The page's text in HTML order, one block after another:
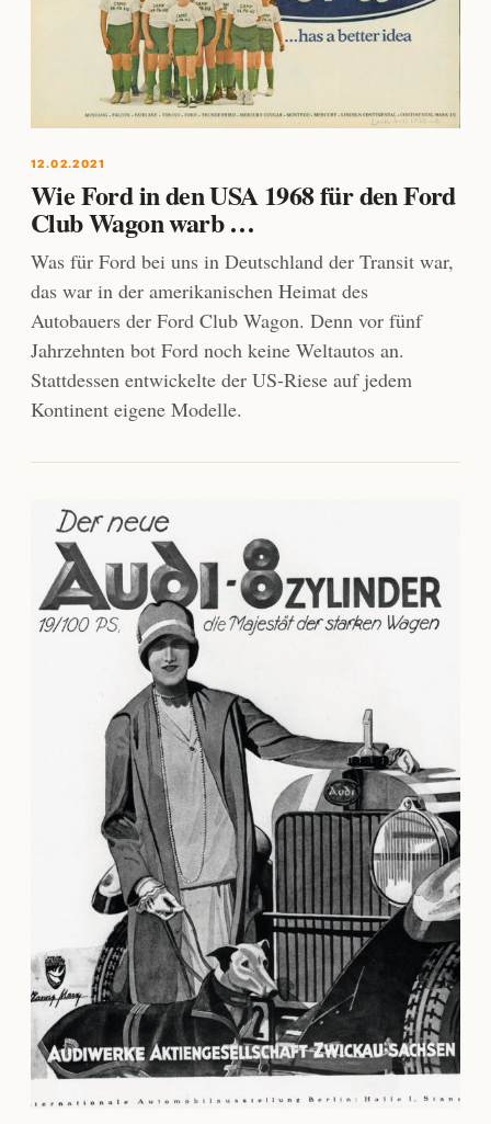
12.02.2021
Wie Ford in den USA 1968 für den Ford
Club Wagon warb …
Was für Ford bei uns in Deutschland der Transit war,
das war in der amerikanischen Heimat des
Autobauers der Ford Club Wagon. Denn vor fünf
Jahrzehnten bot Ford noch keine Weltautos an.
Stattdessen entwickelte der US-Riese auf jedem
Kontinent eigene Modelle.